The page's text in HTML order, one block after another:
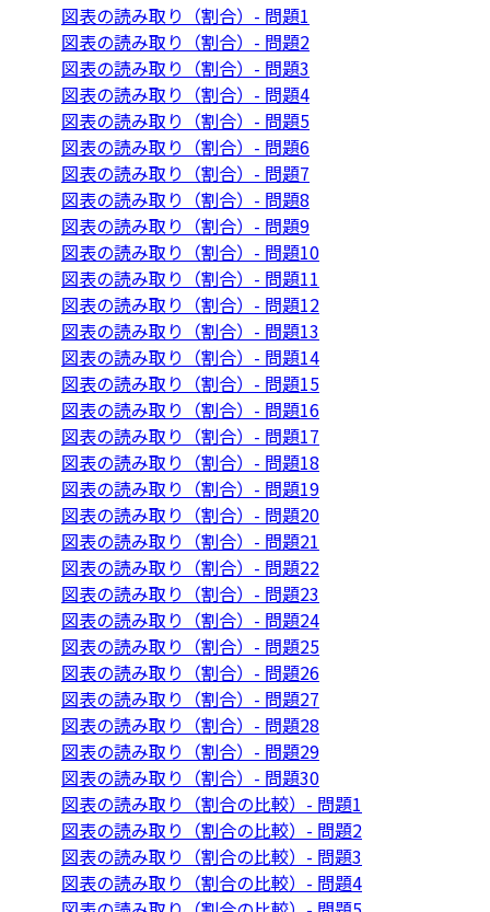
図表の読み取り（割合）- 問題1
図表の読み取り（割合）- 問題2
図表の読み取り（割合）- 問題3
図表の読み取り（割合）- 問題4
図表の読み取り（割合）- 問題5
図表の読み取り（割合）- 問題6
図表の読み取り（割合）- 問題7
図表の読み取り（割合）- 問題8
図表の読み取り（割合）- 問題9
図表の読み取り（割合）- 問題10
図表の読み取り（割合）- 問題11
図表の読み取り（割合）- 問題12
図表の読み取り（割合）- 問題13
図表の読み取り（割合）- 問題14
図表の読み取り（割合）- 問題15
図表の読み取り（割合）- 問題16
図表の読み取り（割合）- 問題17
図表の読み取り（割合）- 問題18
図表の読み取り（割合）- 問題19
図表の読み取り（割合）- 問題20
図表の読み取り（割合）- 問題21
図表の読み取り（割合）- 問題22
図表の読み取り（割合）- 問題23
図表の読み取り（割合）- 問題24
図表の読み取り（割合）- 問題25
図表の読み取り（割合）- 問題26
図表の読み取り（割合）- 問題27
図表の読み取り（割合）- 問題28
図表の読み取り（割合）- 問題29
図表の読み取り（割合）- 問題30
図表の読み取り（割合の比較）- 問題1
図表の読み取り（割合の比較）- 問題2
図表の読み取り（割合の比較）- 問題3
図表の読み取り（割合の比較）- 問題4